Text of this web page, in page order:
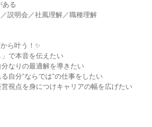
ある
説明会／社風理解／職種理解
ら叶う！✨
で本音を伝えたい
なりの最適解を導きたい
自分”ならでは”の仕事をしたい
視点を身につけキャリアの幅を広げたい